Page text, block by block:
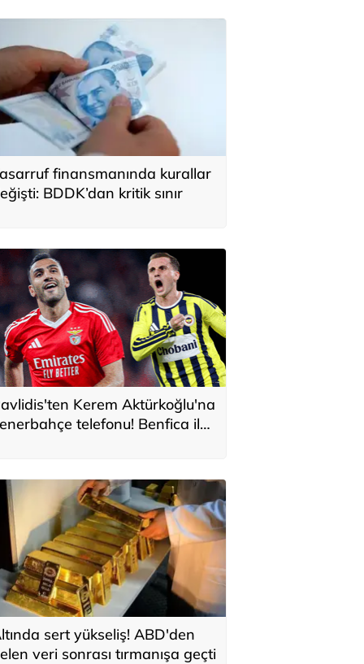
finansmanında kurallar
BDDK’dan kritik sınır
Kerem Aktürkoğlu'na
telefonu! Benfica ile
sert yükseliş! ABD'den
veri sonrası tırmanışa geçti